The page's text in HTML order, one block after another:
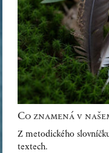
Co znamená v
Z metodického
textech.